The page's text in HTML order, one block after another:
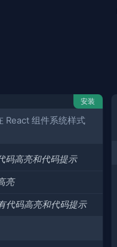
安装
React 组件系统样式
码高亮和代码提示
亮
代码高亮和代码提示